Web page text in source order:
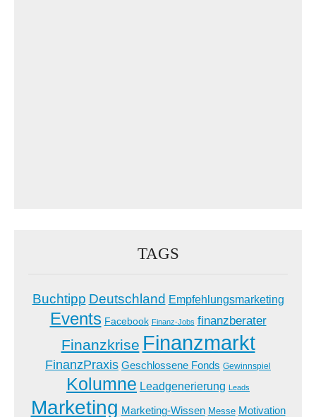
TAGS
Buchtipp Deutschland Empfehlungsmarketing
Events Facebook Finanz-Jobs finanzberater
Finanzkrise Finanzmarkt
FinanzPraxis Geschlossene Fonds Gewinnspiel
Kolumne Leadgenerierung Leads
Marketing Marketing-Wissen Messe Motivation